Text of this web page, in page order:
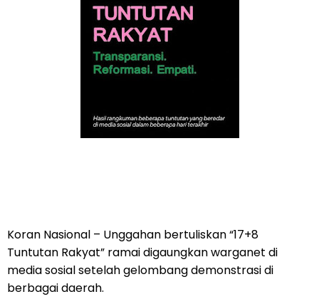
Koran Nasional – Unggahan bertuliskan “17+8
Tuntutan Rakyat” ramai digaungkan warganet di
media sosial setelah gelombang demonstrasi di
berbagai daerah.